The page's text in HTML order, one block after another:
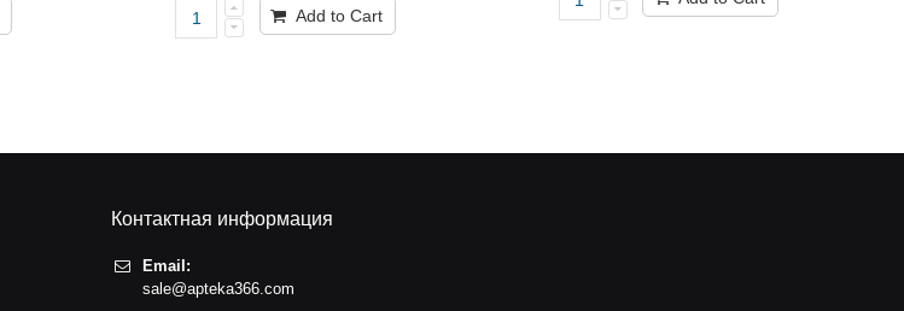
Add to Cart
Контактная информация
Email:
sale@apteka366.com